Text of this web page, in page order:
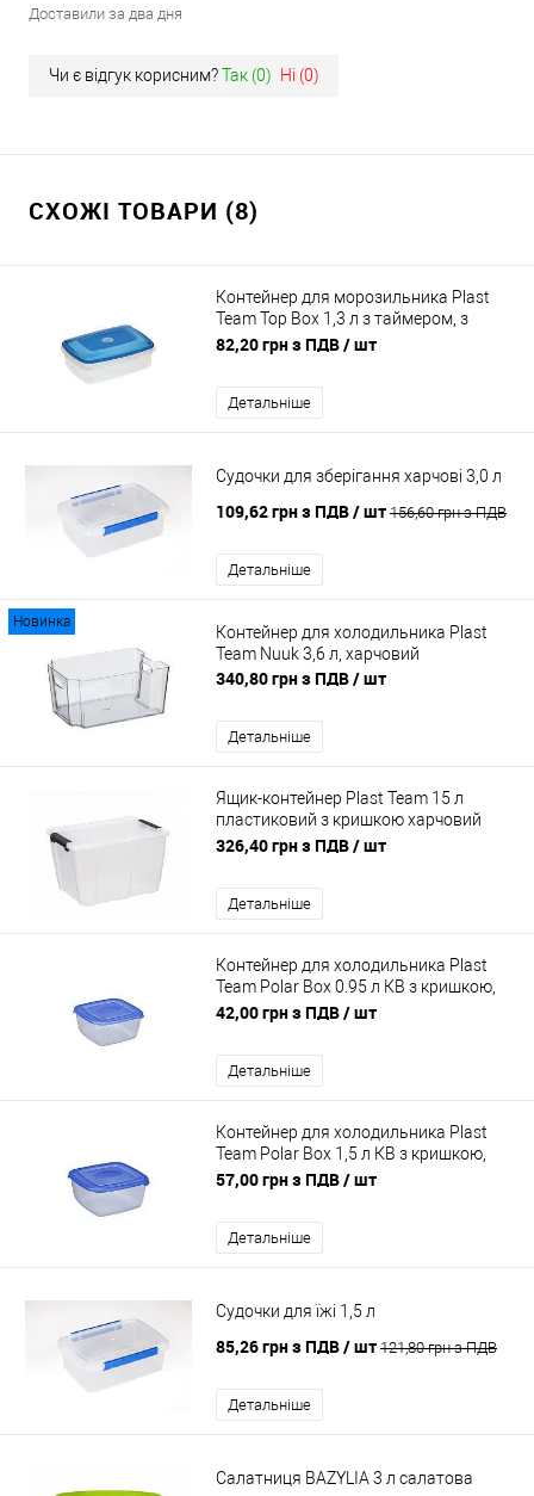
Доставили за два дня
Чи є відгук корисним? Так (0) Ні (0)
СХОЖІ ТОВАРИ (8)
Контейнер для морозильника Plast
Team Top Box 1,3 л з таймером, з
кришкою, харчовий
82,20 грн з ПДВ/ шт
Детальніше
Судочки для зберігання харчові 3,0 л
109,62 грн з ПДВ/ шт 156,60 грн з ПДВ
Детальніше
Новинка
Контейнер для холодильника Plast
Team Nuuk 3,6 л, харчовий
340,80 грн з ПДВ/ шт
Детальніше
Ящик-контейнер Plast Team 15 л
пластиковий з кришкою харчовий
Home Box 15 l
326,40 грн з ПДВ/ шт
Детальніше
Контейнер для холодильника Plast
Team Polar Box 0.95 л КВ з кришкою,
харчовий
42,00 грн з ПДВ/ шт
Детальніше
Контейнер для холодильника Plast
Team Polar Box 1,5 л КВ з кришкою,
харчовий
57,00 грн з ПДВ/ шт
Детальніше
Судочки для їжі 1,5 л
85,26 грн з ПДВ/ шт 121,80 грн з ПДВ
Детальніше
Салатниця BAZYLIA 3 л салатова